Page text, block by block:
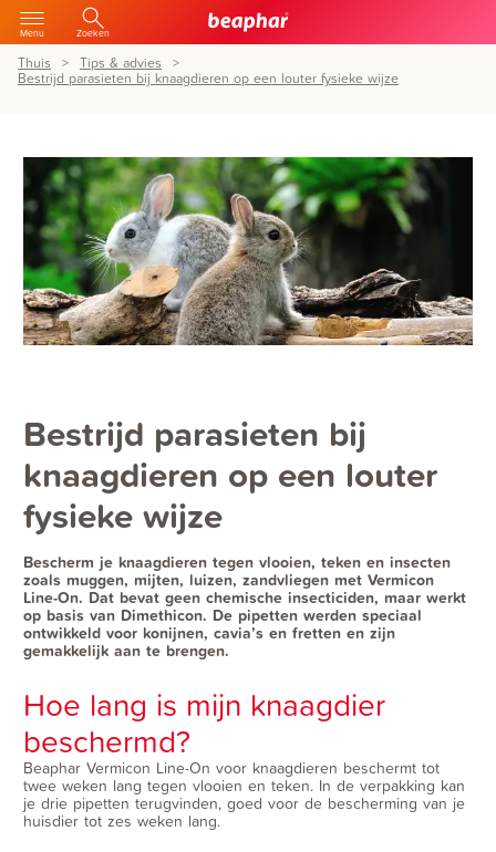
Menu Zoeken
Thuis
Tips & advies
Bestrijd parasieten bij knaagdieren op een louter fysieke wijze
Bestrijd parasieten bij
knaagdieren op een louter
fysieke wijze
Bescherm je knaagdieren tegen vlooien, teken en insecten
zoals muggen, mijten, luizen, zandvliegen met Vermicon
Line-On. Dat bevat geen chemische insecticiden, maar werkt
op basis van Dimethicon. De pipetten werden speciaal
ontwikkeld voor konijnen, cavia’s en fretten en zijn
gemakkelijk aan te brengen.
Hoe lang is mijn knaagdier
beschermd?
Beaphar Vermicon Line-On voor knaagdieren beschermt tot
twee weken lang tegen vlooien en teken. In de verpakking kan
je drie pipetten terugvinden, goed voor de bescherming van je
huisdier tot zes weken lang.